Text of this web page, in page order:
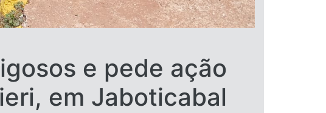
e pede ação
em Jaboticabal